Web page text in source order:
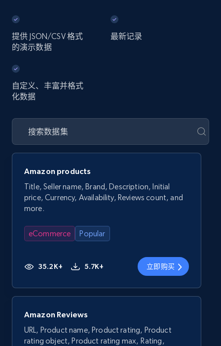
提供 JSON/CSV 格式
的演示数据
最新记录
自定义、丰富并格式
化数据
Amazon products
Title, Seller name, Brand, Description, Initial
price, Currency, Availability, Reviews count, and
more.
eCommerce Popular
35.2K+ 5.7K+ 立即购买
Amazon Reviews
URL, Product name, Product rating, Product
rating object, Product rating max, Rating,